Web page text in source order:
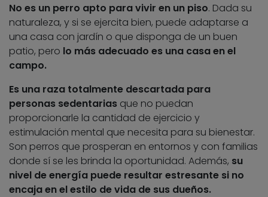
No es un perro apto para vivir en un piso. Dada su
naturaleza, y si se ejercita bien, puede adaptarse a
una casa con jardín o que disponga de un buen
patio, pero lo más adecuado es una casa en el
campo.
Es una raza totalmente descartada para
personas sedentarias que no puedan
proporcionarle la cantidad de ejercicio y
estimulación mental que necesita para su bienestar.
Son perros que prosperan en entornos y con familias
donde sí se les brinda la oportunidad. Además, su
nivel de energía puede resultar estresante si no
encaja en el estilo de vida de sus dueños.